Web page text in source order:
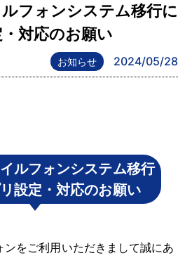
ルフォンシステム移行に
対応のお願い
お知らせ 2024/05/28
イルフォンシステム移行
設定・対応のお願い
をご利用いただきまして誠にあ